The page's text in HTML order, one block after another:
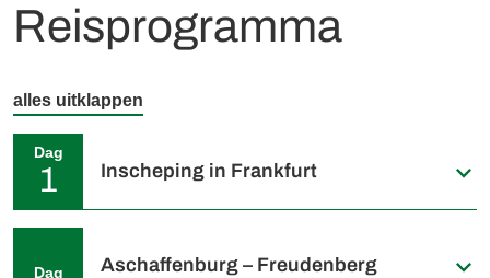
Reisprogramma
alles uitklappen
Dag
1 Inscheping in Frankfurt
uur. De bemanning en reisleider heten u welkom aan boord.
Dag Aschaffenburg – Freudenberg